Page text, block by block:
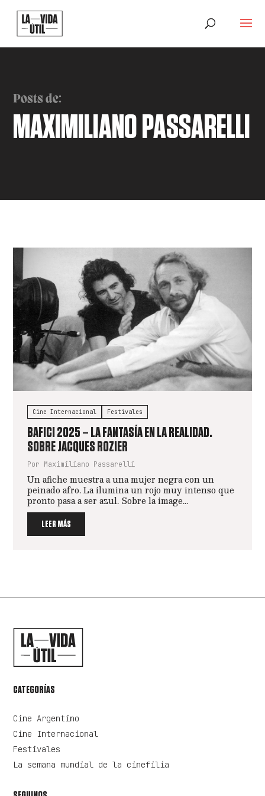
Posts de:
MAXIMILIANO PASSARELLI
Cine Internacional Festivales
BAFICI 2025 – LA FANTASÍA EN LA REALIDAD.
SOBRE JACQUES ROZIER
Por Maximiliano Passarelli
Un afiche muestra a una mujer negra con un
peinado afro. La ilumina un rojo muy intenso que
pronto pasa a ser azul. Sobre la image...
LEER MÁS
CATEGORÍAS
Cine Argentino
Cine Internacional
Festivales
La semana mundial de la cinefilia